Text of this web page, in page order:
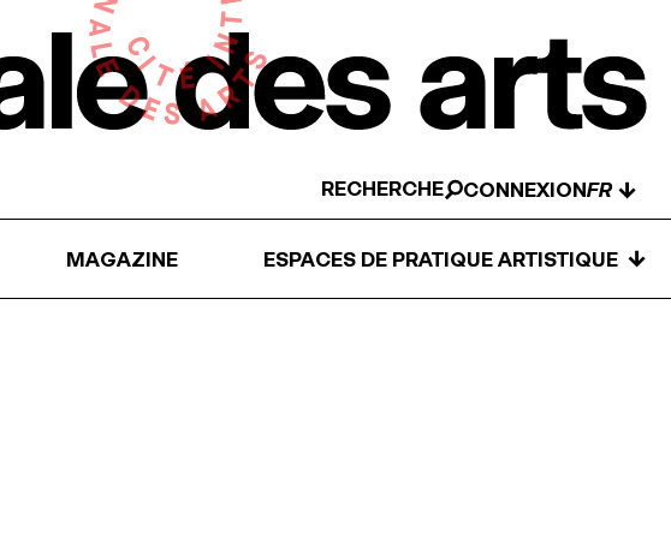
RECHERCHE CONNEXION ↓
MAGAZINE ESPACES DE PRATIQUE ARTISTIQUE ↓